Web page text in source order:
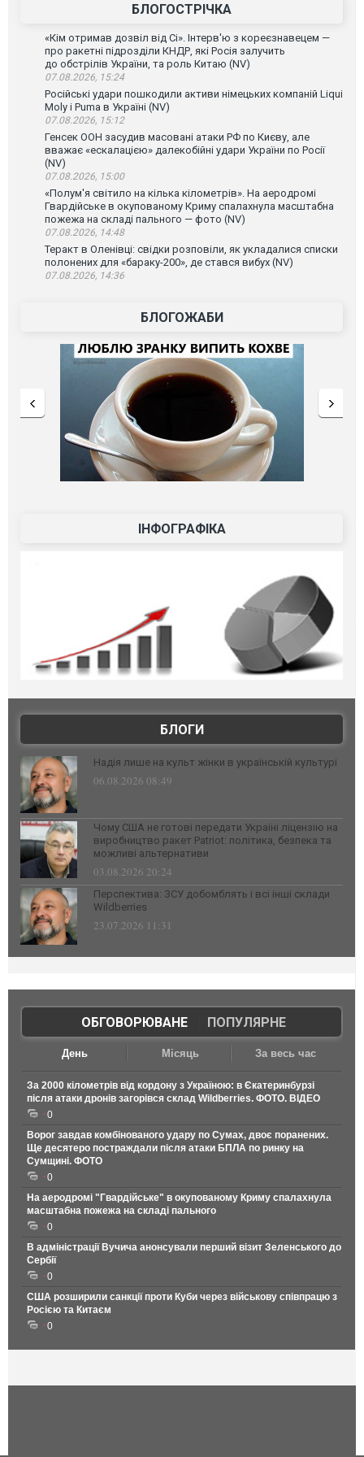
БЛОГОСТРІЧКА
«Кім отримав дозвіл від Сі». Інтерв'ю з кореєзнавецем —
про ракетні підрозділи КНДР, які Росія залучить
до обстрілів України, та роль Китаю (NV)
07.08.2026, 15:24
Російські удари пошкодили активи німецьких компаній Liqui
Moly і Puma в Україні (NV)
07.08.2026, 15:12
Генсек ООН засудив масовані атаки РФ по Києву, але
вважає «ескалацією» далекобійні удари України по Росії
(NV)
07.08.2026, 15:00
«Полум'я світило на кілька кілометрів». На аеродромі
Гвардійське в окупованому Криму спалахнула масштабна
пожежа на складі пального — фото (NV)
07.08.2026, 14:48
Теракт в Оленівці: свідки розповіли, як укладалися списки
полонених для «бараку-200», де стався вибух (NV)
07.08.2026, 14:36
БЛОГОЖАБИ
ІНФОГРАФІКА
БЛОГИ
Надія лише на культ жінки в українській культурі
06.08.2026 08:49
Чому США не готові передати Україні ліцензію на
виробництво ракет Patriot: політика, безпека та
можливі альтернативи
03.08.2026 20:24
Перспектива: ЗСУ добомблять і всі інші склади
Wildberries
23.07.2026 11:31
ОБГОВОРЮВАНЕ| ПОПУЛЯРНЕ
День Місяць За весь час
За 2000 кілометрів від кордону з Україною: в Єкатеринбурзі
після атаки дронів загорівся склад Wildberries. ФОТО. ВІДЕО
0
Ворог завдав комбінованого удару по Сумах, двоє поранених.
Ще десятеро постраждали після атаки БПЛА по ринку на
Сумщині. ФОТО
0
На аеродромі "Гвардійське" в окупованому Криму спалахнула
масштабна пожежа на складі пального
0
В адміністрації Вучича анонсували перший візит Зеленського до
Сербії
0
США розширили санкції проти Куби через військову співпрацю з
Росією та Китаєм
0